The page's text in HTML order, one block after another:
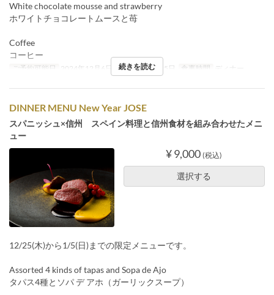
White chocolate mousse and strawberry
ホワイトチョコレートムースと苺
Coffee
コーヒー
ご予約可能日 2024年12月6日 ~ 2024年12月25日 食事時間 ディナー
続きを読む
DINNER MENU New Year JOSE
スパニッシュ×信州 スペイン料理と信州食材を組み合わせたメニ
ュー
¥ 9,000 (税込)
選択する
12/25(木)から1/5(日)までの限定メニューです。
Assorted 4 kinds of tapas and Sopa de Ajo
タパス4種とソパ デ アホ（ガーリックスープ）